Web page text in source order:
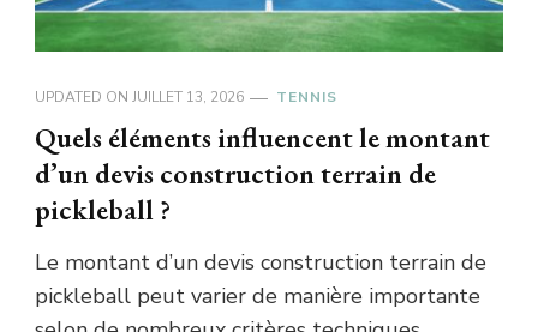
UPDATED ON JUILLET 13, 2026 TENNIS
Quels éléments influencent le montant
d’un devis construction terrain de
pickleball ?
Le montant d’un devis construction terrain de
pickleball peut varier de manière importante